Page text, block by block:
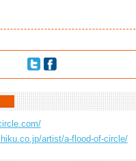
artist/a-flood-of-circle/